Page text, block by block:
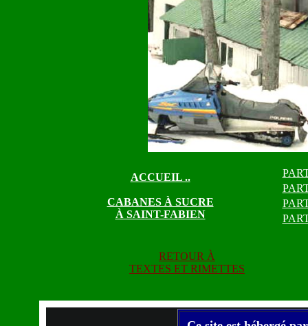
ACCUEIL ..
CABANES À SUCRE
À SAINT-FABIEN
RETOUR À
TEXTES ET RIMETTES